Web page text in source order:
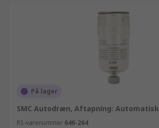
På lager
SMC Autodræn, Aftapning: Automatisk
RS-varenummer 646-264